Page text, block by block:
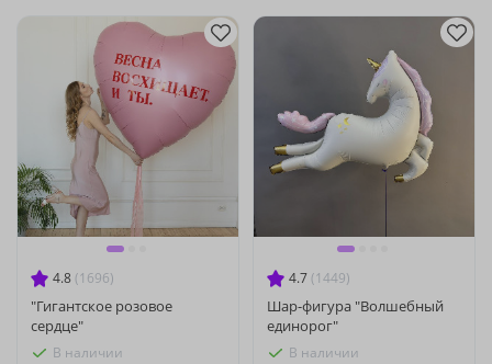
4.8 (1696)
"Гигантское розовое
сердце"
В наличии
4.7 (1449)
Шар-фигура "Волшебный
единорог"
В наличии